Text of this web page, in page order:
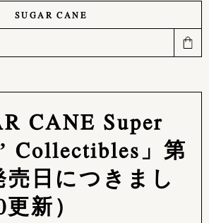
SUGAR CANE
CANE Super
Collectibles」第
売日につきまし
新）